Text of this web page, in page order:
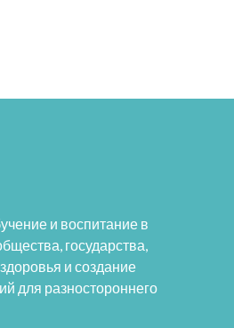
и воспитание в
государства,
и создание
для разностороннего